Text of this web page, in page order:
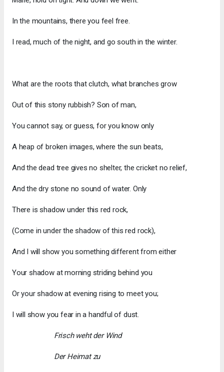
In the mountains, there you feel free.
I read, much of the night, and go south in the winter.
What are the roots that clutch, what branches grow
Out of this stony rubbish? Son of man,
You cannot say, or guess, for you know only
A heap of broken images, where the sun beats,
And the dead tree gives no shelter, the cricket no relief,
And the dry stone no sound of water. Only
There is shadow under this red rock,
(Come in under the shadow of this red rock),
And I will show you something different from either
Your shadow at morning striding behind you
Or your shadow at evening rising to meet you;
I will show you fear in a handful of dust.
Frisch weht der Wind
Der Heimat zu